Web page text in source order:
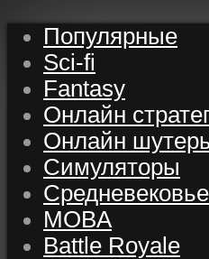
Популярные
Sci-fi
Fantasy
Онлайн
Онлайн
Симуляторы
Средневековье
MOBA
Battle Royale